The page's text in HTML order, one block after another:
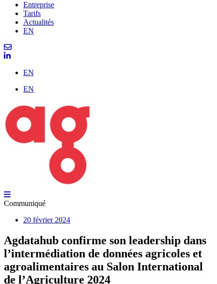
Entreprise
Tarifs
Actualités
EN
EN
EN
Communiqué
20 février 2024
Agdatahub confirme son leadership dans
l’intermédiation de données agricoles et
agroalimentaires au Salon International
de l’Agriculture 2024